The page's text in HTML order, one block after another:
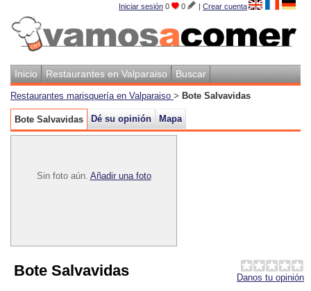
Iniciar sesión 0 0 | Crear cuenta
Inicio Restaurantes en Valparaiso Buscar
Restaurantes marisquería en Valparaiso > Bote Salvavidas
Bote Salvavidas Dé su opinión Mapa
Sin foto aún. Añadir una foto
Danos tu opinión
Bote Salvavidas